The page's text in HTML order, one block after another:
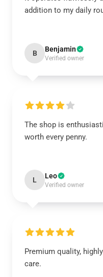
addition to my daily
B Benjamin
Verified owner
The shop is
worth every penny.
L Leo
Verified owner
Premium quality,
care.